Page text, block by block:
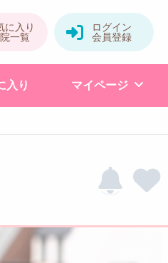
入り マイページ